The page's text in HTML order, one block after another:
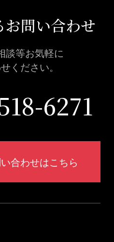
問い合わせ
談等お気軽に
ください。
6271
合わせはこちら